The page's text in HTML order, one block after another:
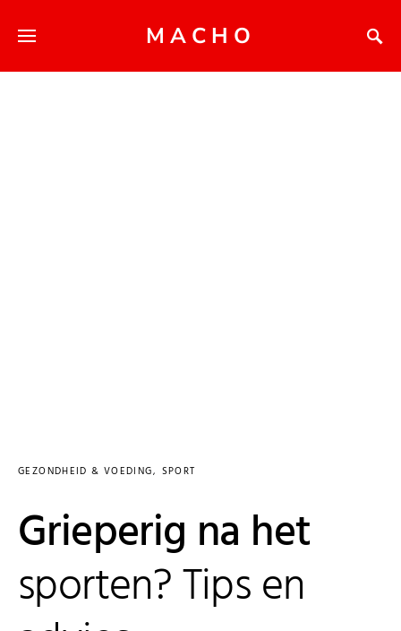
MACHO
GEZONDHEID & VOEDING SPORT
Grieperig na het
sporten? Tips en